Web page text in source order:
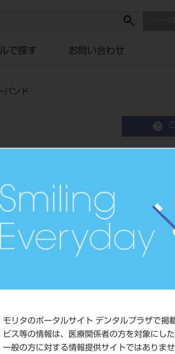
モリタのポータルサイト デンタルプラザで掲
ビス等の情報は、医療関係者の方を対象にした
一般の方に対する情報提供サイトではありませ
で探す お問い合わせ
ド
L－
Orthodontic
歯列矯正
品目コー
JAN/
メーカー